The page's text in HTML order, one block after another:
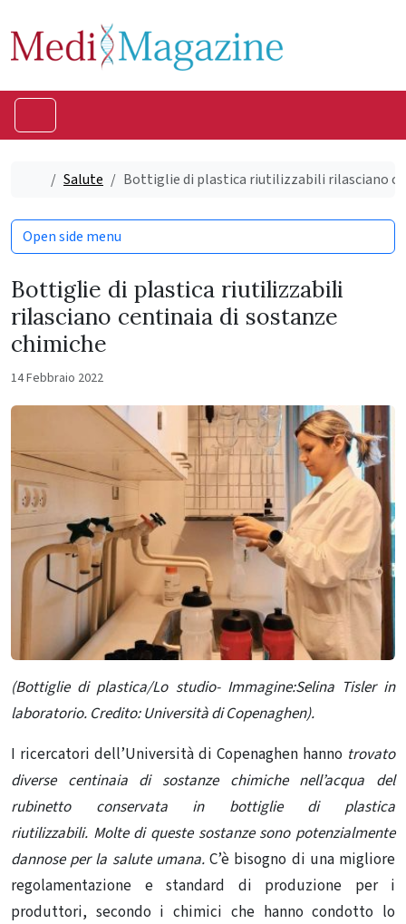
Home
Salute Bottiglie di plastica riutilizzabili rilasciano
Bottiglie di plastica riutilizzabili
rilasciano centinaia di sostanze
chimiche
14 Febbraio 2022
(Bottiglie di plastica/Lo studio- Immagine:Selina Tisler in
laboratorio. Credito: Università di Copenaghen).
I ricercatori dell’Università di Copenaghen hanno trovato
diverse centinaia di sostanze chimiche nell’acqua del
rubinetto conservata in bottiglie di plastica
riutilizzabili. Molte di queste sostanze sono potenzialmente
dannose per la salute umana.C’è bisogno di una migliore
regolamentazione e standard di produzione per i
produttori, secondo i chimici che hanno condotto lo
Open side menu